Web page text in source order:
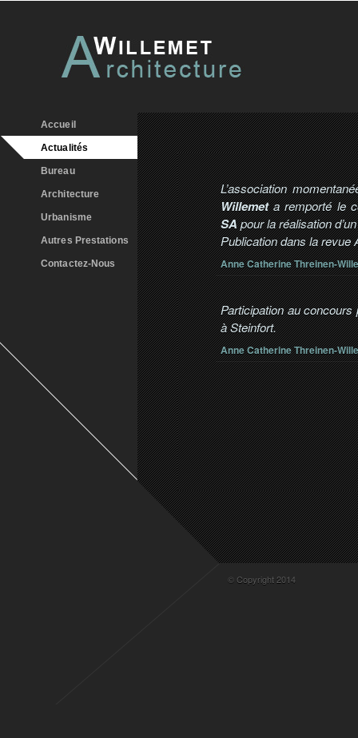
Accueil
Actualités
Bureau
Architecture
Urbanisme
Autres Prestations
Contactez-Nous
L’association
Willemeta remporté le
SApour la réalisation
Publication dans la revue
Anne Catherine Threinen-
Participation au concours
à Steinfort.
Anne Catherine Threinen-
© Copyright 2014